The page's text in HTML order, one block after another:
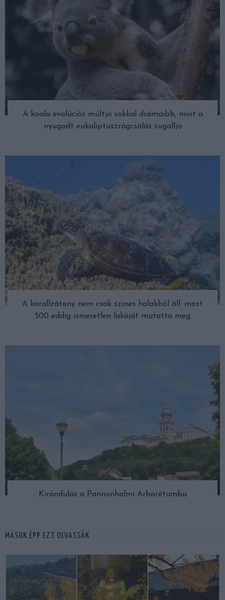
A koala evolúciós múltja sokkal drámaibb, mint a
nyugodt eukaliptuszrágcsálás sugallja
A korallzátony nem csak színes halakból áll: most
500 eddig ismeretlen lakóját mutatta meg
Kirándulás a Pannonhalmi Arborétumba
MÁSOK ÉPP EZT OLVASSÁK